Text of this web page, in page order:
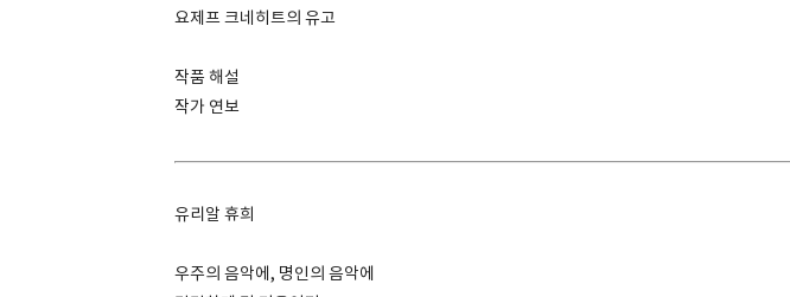
요제프 크네히트의 유고
작품 해설
작가 연보
유리알 휴희
우주의 음악에, 명인의 음악에